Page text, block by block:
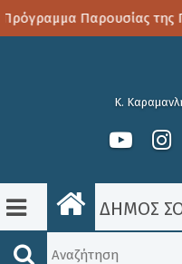
Παρουσίας της
Κ.
ΔΗΜΟΣ